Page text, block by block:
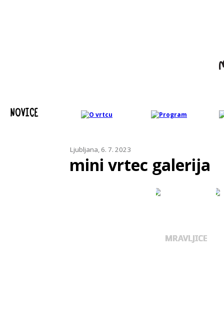
Ljubljana, 6. 7. 2023
mini vrtec galerija
MRAVLJICE